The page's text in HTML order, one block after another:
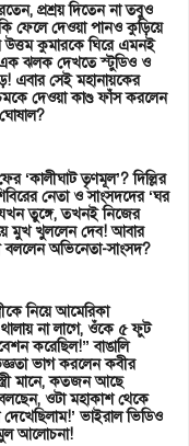
প্রশ্রয় দিতেন না তবুও
ফেলে দেওয়া পানও কুড়িয়ে
উত্তম কুমারকে ঘিরে এমনই
এক ঝলক দেখতে স্টুডিও ও
এবার সেই মহানায়কের
দেওয়া কাণ্ড ফাঁস করলেন
ঘোষাল?
‘কালীঘাট তৃণমূল’? দিল্লির
নেতা ও সাংসদদের ‘ঘর
তুঙ্গে, তখনই নিজের
মুখ খুললেন দেব! আবার
বললেন অভিনেতা-সাংসদ?
নিয়ে আমেরিকা
না লাগে, ওঁকে ৫ ফুট
করেছিল!” বাঙালি
ভাগ করলেন কবীর
মানে, কতজন আছে
ওটা মহাকাশ থেকে
ভাইরাল ভিডিও
আলোচনা!